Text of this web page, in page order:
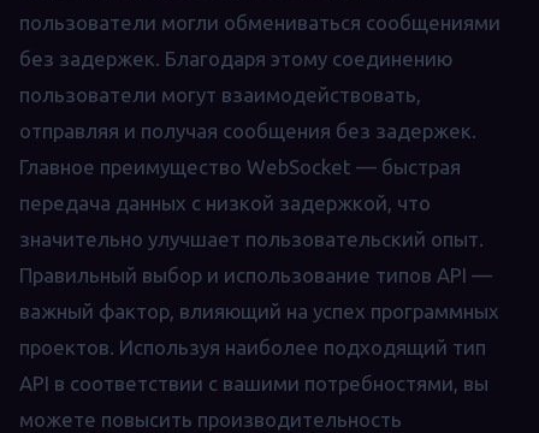
пользователи могли обмениваться сообщениями
без задержек. Благодаря этому соединению
пользователи могут взаимодействовать,
отправляя и получая сообщения без задержек.
Главное преимущество WebSocket — быстрая
передача данных с низкой задержкой, что
значительно улучшает пользовательский опыт.
Правильный выбор и использование типов API —
важный фактор, влияющий на успех программных
проектов. Используя наиболее подходящий тип
API в соответствии с вашими потребностями, вы
можете повысить производительность